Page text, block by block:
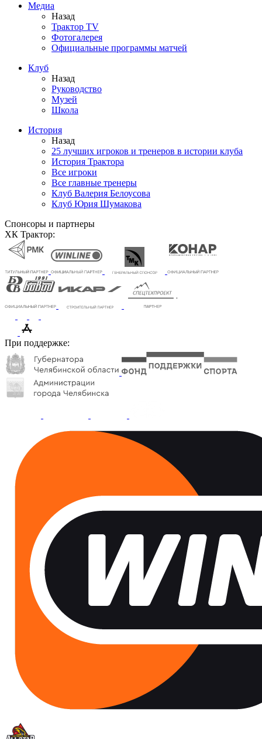
Медиа
Назад
Трактор TV
Фотогалерея
Официальные программы матчей
Клуб
Назад
Руководство
Музей
Школа
История
Назад
25 лучших игроков и тренеров в истории клуба
История Трактора
Все игроки
Все главные тренеры
Клуб Валерия Белоусова
Клуб Юрия Шумакова
Спонсоры и партнеры
ХК Трактор:
При поддержке: